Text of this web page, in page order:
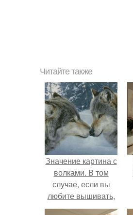
Читайте также
Значение картина с
волками. В том
случае, если вы
любите вышивать,
то наверняка